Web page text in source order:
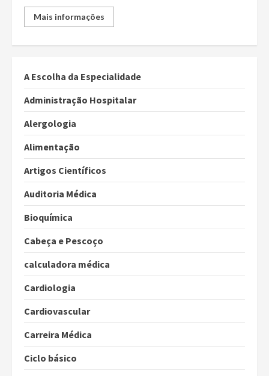
Mais informações
A Escolha da Especialidade
Administração Hospitalar
Alergologia
Alimentação
Artigos Científicos
Auditoria Médica
Bioquímica
Cabeça e Pescoço
calculadora médica
Cardiologia
Cardiovascular
Carreira Médica
Ciclo básico